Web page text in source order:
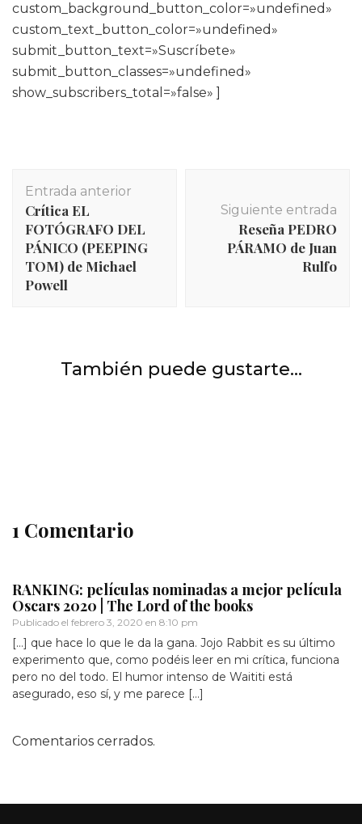
custom_background_button_color=»undefined»
custom_text_button_color=»undefined»
submit_button_text=»Suscríbete»
submit_button_classes=»undefined»
show_subscribers_total=»false» ]
de
entradas
Entrada anterior
Crítica EL
FOTÓGRAFO DEL
PÁNICO (PEEPING
TOM) de Michael
Powell
Siguiente entrada
Reseña PEDRO
PÁRAMO de Juan
Rulfo
También puede gustarte...
Crítica EL FOTÓGRAFO DEL PÁNICO (PEEPING
TOM) de Michael PowellPelículas y series
1 Comentario
RANKING: películas nominadas a mejor película
Oscars 2020 | The Lord of the books
Publicado el febrero 3, 2020 en 8:10 pm
[…] que hace lo que le da la gana. Jojo Rabbit es su último
experimento que, como podéis leer en mi crítica, funciona
pero no del todo. El humor intenso de Waititi está
asegurado, eso sí, y me parece […]
Comentarios cerrados.